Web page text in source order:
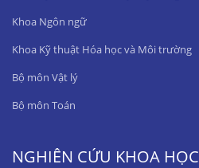
Khoa Ngôn ngữ
Khoa Kỹ thuật Hóa học và Môi trường
Bộ môn Vật lý
Bộ môn Toán
NGHIÊN CỨU KHOA HỌC